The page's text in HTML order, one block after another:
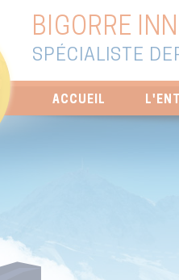
BIGORRE
SPÉCIALISTE
ACCUEIL